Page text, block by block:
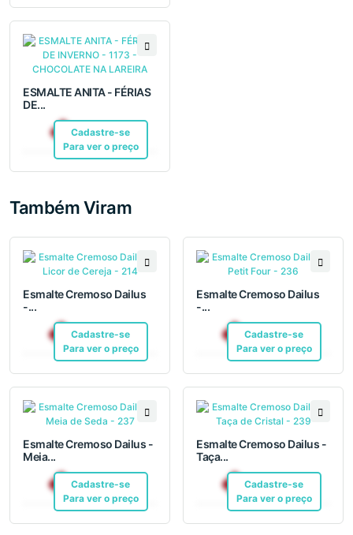
ESMALTE ANITA - FÉRIAS
DE...
Cadastre-se
Para ver o preço
R$ 6,99Pix
Também Viram
Esmalte Cremoso Dailus
-...
Cadastre-se
Para ver o preço
R$ 12,10Pix
Esmalte Cremoso Dailus
-...
Cadastre-se
Para ver o preço
R$ 12,10Pix
Esmalte Cremoso Dailus -
Meia...
Cadastre-se
Para ver o preço
R$ 12,10Pix
Esmalte Cremoso Dailus -
Taça...
Cadastre-se
Para ver o preço
R$ 12,10Pix